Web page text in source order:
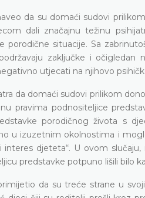
da su domaći sudovi
dali značajnu težinu
porodične situacije. Sa
zaključke i
utjecati na njihovo
da domaći sudovi prilikom
pravima podnositeljice
porodičnog života s
u izuzetnim okolnostima i
interes djeteta“. U ovom
predstavke potpuno lišili bilo
da su treće strane u